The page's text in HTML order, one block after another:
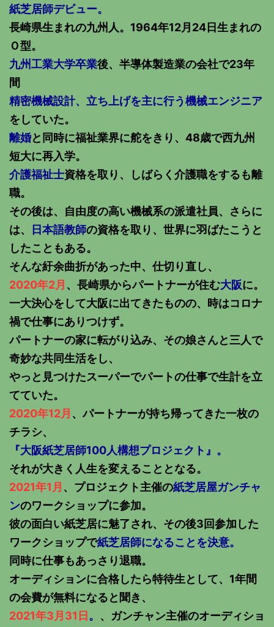
紙芝居師デビュー。
長崎県生まれの九州人。1964年12月24日生まれの
Ｏ型。
九州工業大学卒業後、半導体製造業の会社で23年
間
精密機械設計、立ち上げを主に行う機械エンジニア
をしていた。
離婚と同時に福祉業界に舵をきり、48歳で西九州
短大に再入学。
介護福祉士資格を取り、しばらく介護職をするも離
職。
その後は、自由度の高い機械系の派遣社員、さらに
は、
日本語教師の資格を取り、世界に羽ばたこうと
したこともある。
そんな紆余曲折があった中、仕切り直し、
2020年2月 、長崎県からパートナーが住む大阪に。
一大決心をして大阪に出てきたものの、時はコロナ
禍で仕事にありつけず。
パートナーの家に転がり込み、その娘さんと三人で
奇妙な共同生活をし、
やっと見つけたスーパーでパートの仕事で生計を立
てていた。
2020年12月 、パートナーが持ち帰ってきた一枚の
チラシ、
『大阪紙芝居師100人構想プロジェクト』。
それが大きく人生を変えることとなる。
2021年1月 、プロジェクト主催の紙芝居屋ガンチャ
ンのワークショップに参加。
彼の面白い紙芝居に魅了され、その後3回参加した
ワークショップで紙芝居師になることを決意。
同時に仕事もあっさり退職。
オーディションに合格したら特待生として、1年間
の会費が無料になると聞き、
2021年3月31日 。 、ガンチャン主催のオーディショ